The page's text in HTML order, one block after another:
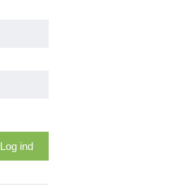
Log ind